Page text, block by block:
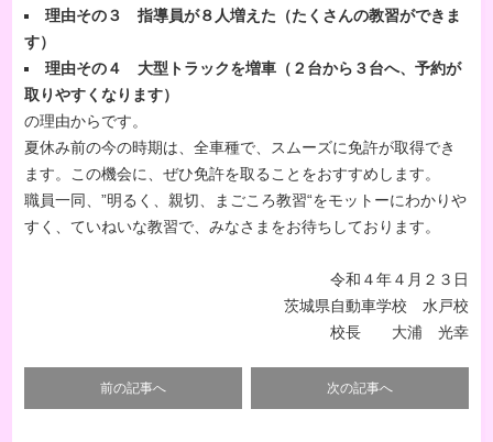
理由その３ 指導員が８人増えた（たくさんの教習ができま
す）
理由その４ 大型トラックを増車（２台から３台へ、予約が
取りやすくなります）
の理由からです。
夏休み前の今の時期は、全車種で、スムーズに免許が取得でき
ます。この機会に、ぜひ免許を取ることをおすすめします。
職員一同、”明るく、親切、まごころ教習“をモットーにわかりや
すく、ていねいな教習で、みなさまをお待ちしております。
令和４年４月２３日
茨城県自動車学校 水戸校
校長 大浦 光幸
前の記事へ 次の記事へ